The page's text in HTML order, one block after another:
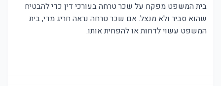
בית המשפט מפקח על שכר טרחה בעורכי דין כדי להבטיח
שהוא סביר ולא מנצל. אם שכר טרחה נראה חריג מדי, בית
המשפט עשוי לדחות או להפחית אותו.